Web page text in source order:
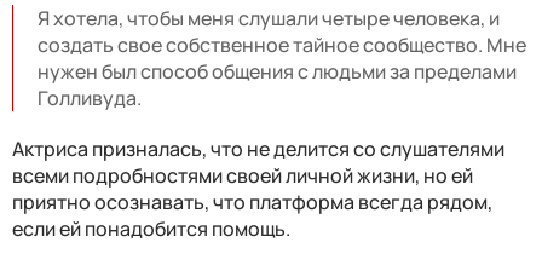
Я хотела, чтобы меня слушали четыре человека, и
создать свое собственное тайное сообщество. Мне
нужен был способ общения с людьми за пределами
Голливуда.
Актриса призналась, что не делится со слушателями
всеми подробностями своей личной жизни, но ей
приятно осознавать, что платформа всегда рядом,
если ей понадобится помощь.